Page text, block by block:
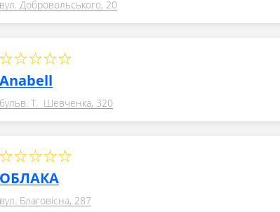
вул. Добровольського, 20
Anabell
бульв. Т. Шевченка, 320
ОБЛАКА
вул. Благовісна, 287